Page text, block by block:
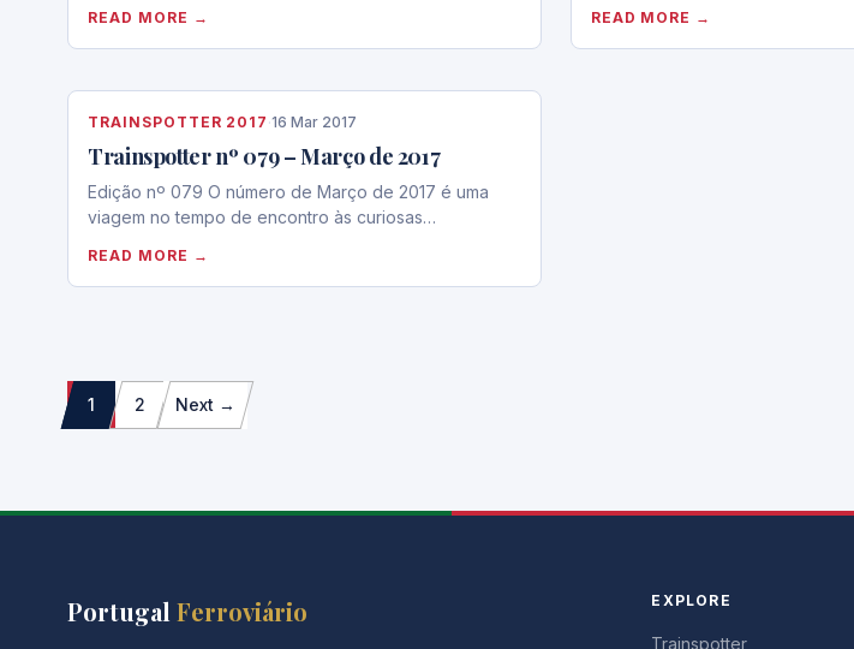
READ MORE → READ MORE →
TRAINSPOTTER 2017 ·16 Mar 2017
Trainspotter nº 079 – Março de 2017
Edição nº 079 O número de Março de 2017 é uma
viagem no tempo de encontro às curiosas…
READ MORE →
Paginação
dos
1 2 Next →
Portugal Ferroviário EXPLORE
Trainspotter